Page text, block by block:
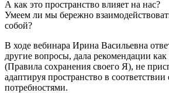
А как это пространство влияет на нас?
Умеем ли мы бережно
собой?
В ходе вебинара Ирина Васильевна
другие вопросы, дала рекомендации как
(Правила сохранения своего Я), не
адаптируя пространство в
потребностями.